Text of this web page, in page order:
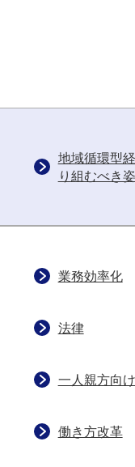
地域循環型
り組むべき
業務効率化
法律
一人親方向け
働き方改革